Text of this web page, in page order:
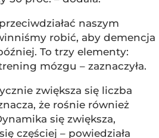
naszym
robić, aby demencja
To trzy elementy:
mózgu – zaznaczyła.
zwiększa się liczba
że rośnie również
się zwiększa,
częściej – powiedziała